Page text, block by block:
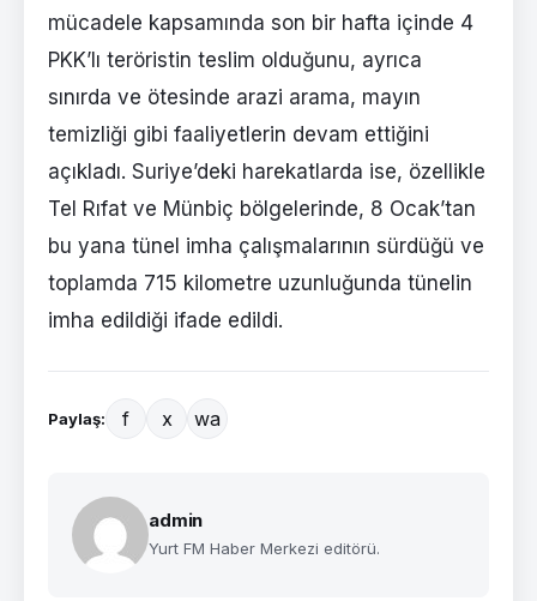
mücadele kapsamında son bir hafta içinde 4
PKK’lı teröristin teslim olduğunu, ayrıca
sınırda ve ötesinde arazi arama, mayın
temizliği gibi faaliyetlerin devam ettiğini
açıkladı. Suriye’deki harekatlarda ise, özellikle
Tel Rıfat ve Münbiç bölgelerinde, 8 Ocak’tan
bu yana tünel imha çalışmalarının sürdüğü ve
toplamda 715 kilometre uzunluğunda tünelin
imha edildiği ifade edildi.
Paylaş: f x wa
admin
Yurt FM Haber Merkezi editörü.